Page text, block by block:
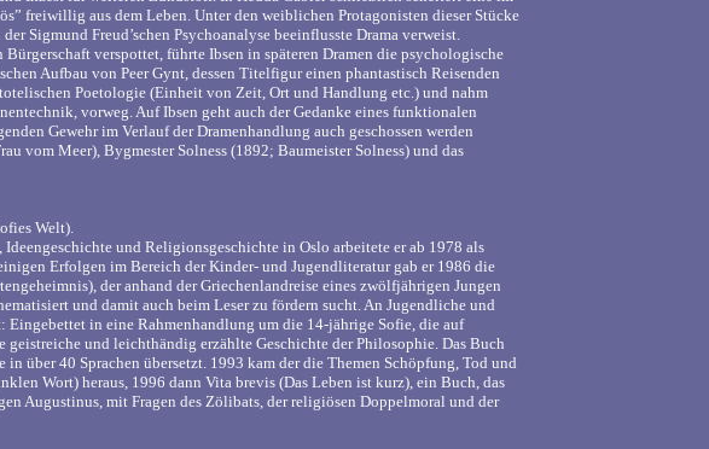
freiwillig aus dem Leben. Unter den weiblichen Protagonisten dieser Stücke
Sigmund Freud’schen Psychoanalyse beeinflusste Drama verweist.
verspottet, führte Ibsen in späteren Dramen die psychologische
Aufbau von Peer Gynt, dessen Titelfigur einen phantastisch Reisenden
Poetologie (Einheit von Zeit, Ort und Handlung etc.) und nahm
vorweg. Auf Ibsen geht auch der Gedanke eines funktionalen
Gewehr im Verlauf der Dramenhandlung auch geschossen werden
vom Meer), Bygmester Solness (1892; Baumeister Solness) und das
Welt).
und Religionsgeschichte in Oslo arbeitete er ab 1978 als
Erfolgen im Bereich der Kinder- und Jugendliteratur gab er 1986 die
der anhand der Griechenlandreise eines zwölfjährigen Jungen
und damit auch beim Leser zu fördern sucht. An Jugendliche und
Eingebettet in eine Rahmenhandlung um die 14-jährige Sofie, die auf
und leichthändig erzählte Geschichte der Philosophie. Das Buch
über 40 Sprachen übersetzt. 1993 kam der die Themen Schöpfung, Tod und
Wort) heraus, 1996 dann Vita brevis (Das Leben ist kurz), ein Buch, das
Augustinus, mit Fragen des Zölibats, der religiösen Doppelmoral und der